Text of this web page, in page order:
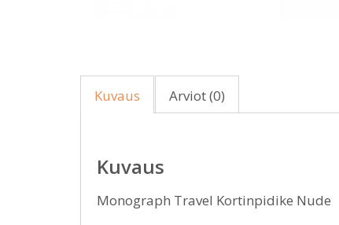
Kuvaus Arviot (0)
Kuvaus
Monograph Travel Kortinpidike Nude